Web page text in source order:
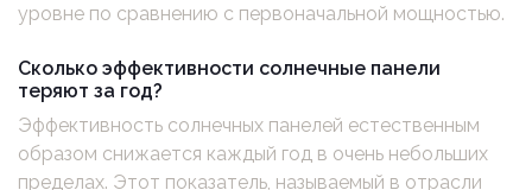
уровне по сравнению с первоначальной мощностью.
Сколько эффективности солнечные панели
теряют за год?
Эффективность солнечных панелей естественным
образом снижается каждый год в очень небольших
пределах. Этот показатель, называемый в отрасли